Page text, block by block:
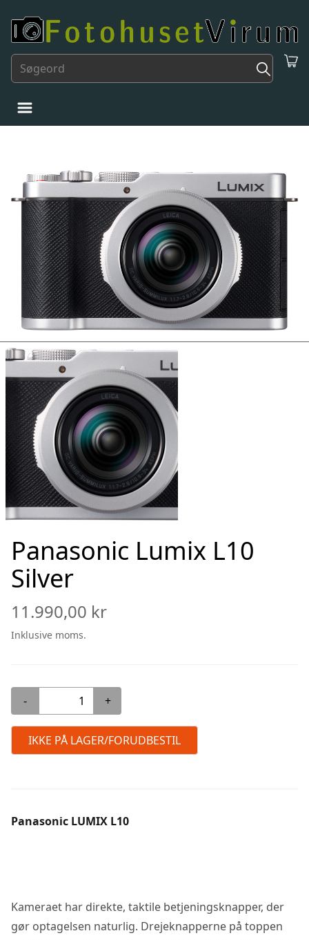
Panasonic Lumix L10
Silver
11.990,00 kr
Inklusive moms.
- +
IKKE PÅ LAGER/FORUDBESTIL
Panasonic LUMIX L10
Kameraet har direkte, taktile betjeningsknapper, der
gør optagelsen naturlig. Drejeknapperne på toppen